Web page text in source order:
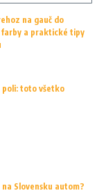
na gauč do
farby a praktické tipy
poli: toto všetko
Slovensku autom?